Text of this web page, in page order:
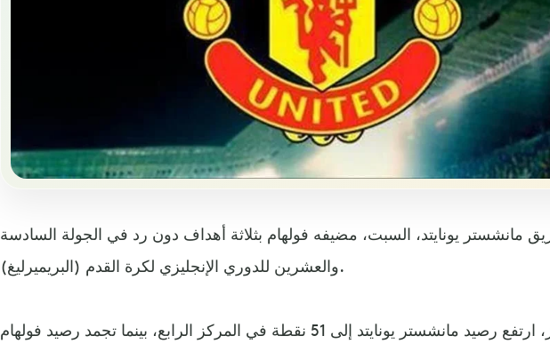
مانشستر يونايتد، السبت، مضيفه فولهام بثلاثة أهداف دون رد في الجولة السادسة
والعشرين للدوري الإنجليزي لكرة القدم (البريميرليغ).
بهذا الفوز، ارتفع رصيد مانشستر يونايتد إلى 51 نقطة في المركز الرابع، بينما تجمد رصيد فولهام